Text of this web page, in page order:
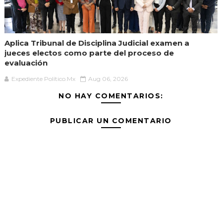
Aplica Tribunal de Disciplina Judicial examen a
jueces electos como parte del proceso de
evaluación
Expediente Político.Mx Aug 06, 2026
NO HAY COMENTARIOS:
PUBLICAR UN COMENTARIO